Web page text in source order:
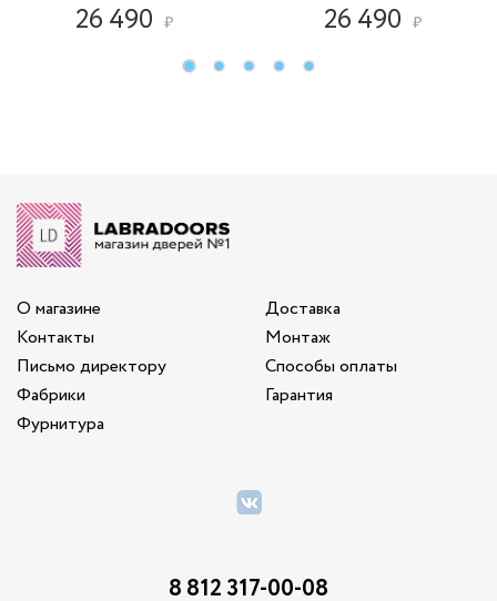
26 490 ₽ 26 490 ₽
О магазине
Контакты
Письмо директору
Фабрики
Фурнитура
Доставка
Монтаж
Способы оплаты
Гарантия
8 812 317-00-08